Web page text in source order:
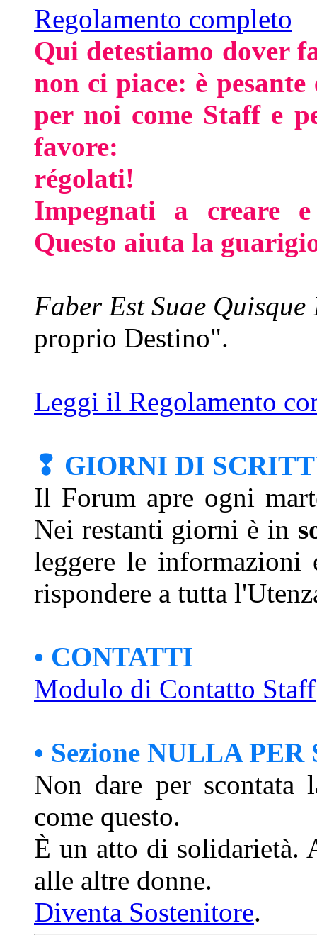
Regolamento completo
Qui detestiamo dover
non ci piace: è
per noi come Staff e
favore:
régolati!
Impegnati a creare
Questo aiuta la
Faber Est Suae
proprio Destino".
Leggi il Regolamento
❢ GIORNI DI
Il Forum apre ogni
Nei restanti giorni è in
leggere le
rispondere a tutta
• CONTATTI
Modulo di Contatto Staff
• Sezione NULLA PER
Non dare per scontata
come questo.
È un atto di solidarietà.
alle altre donne.
Diventa Sostenitore.